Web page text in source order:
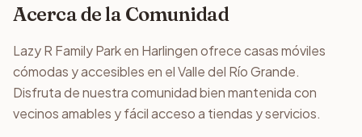
Acerca de la Comunidad
Lazy R Family Park en Harlingen ofrece casas móviles
cómodas y accesibles en el Valle del Río Grande.
Disfruta de nuestra comunidad bien mantenida con
vecinos amables y fácil acceso a tiendas y servicios.